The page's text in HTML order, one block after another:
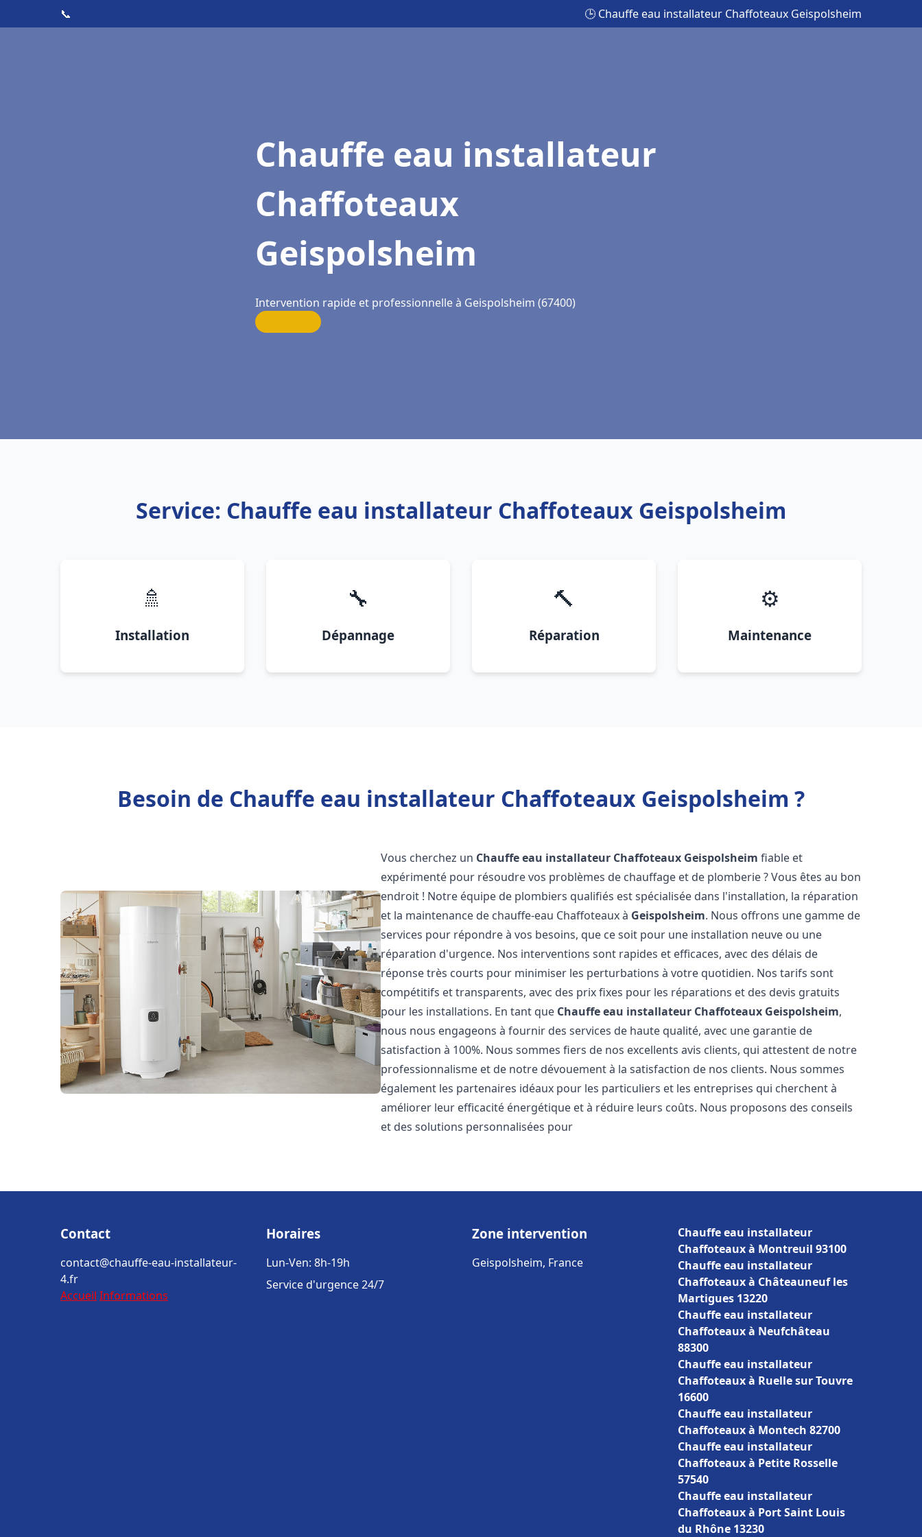
📞 🕒 Chauffe eau installateur Chaffoteaux Geispolsheim
Chauffe eau installateur
Chaffoteaux
Geispolsheim
Intervention rapide et professionnelle à Geispolsheim (67400)
Service: Chauffe eau installateur Chaffoteaux Geispolsheim
🚿
Installation
🔧
Dépannage
🔨
Réparation
⚙️
Maintenance
Besoin de Chauffe eau installateur Chaffoteaux Geispolsheim ?
Vous cherchez un Chauffe eau installateur Chaffoteaux Geispolsheim fiable et
expérimenté pour résoudre vos problèmes de chauffage et de plomberie ? Vous êtes au bon
endroit ! Notre équipe de plombiers qualifiés est spécialisée dans l'installation, la réparation
et la maintenance de chauffe-eau Chaffoteaux à Geispolsheim. Nous offrons une gamme de
services pour répondre à vos besoins, que ce soit pour une installation neuve ou une
réparation d'urgence. Nos interventions sont rapides et efficaces, avec des délais de
réponse très courts pour minimiser les perturbations à votre quotidien. Nos tarifs sont
compétitifs et transparents, avec des prix fixes pour les réparations et des devis gratuits
pour les installations. En tant que Chauffe eau installateur Chaffoteaux Geispolsheim,
nous nous engageons à fournir des services de haute qualité, avec une garantie de
satisfaction à 100%. Nous sommes fiers de nos excellents avis clients, qui attestent de notre
professionnalisme et de notre dévouement à la satisfaction de nos clients. Nous sommes
également les partenaires idéaux pour les particuliers et les entreprises qui cherchent à
améliorer leur efficacité énergétique et à réduire leurs coûts. Nous proposons des conseils
et des solutions personnalisées pour
Contact
contact@chauffe-eau-installateur-
4.fr
Accueil Informations
Horaires
Lun-Ven: 8h-19h
Service d'urgence 24/7
Zone intervention
Geispolsheim, France
Chauffe eau installateur
Chaffoteaux à Montreuil 93100
Chauffe eau installateur
Chaffoteaux à Châteauneuf les
Martigues 13220
Chauffe eau installateur
Chaffoteaux à Neufchâteau
88300
Chauffe eau installateur
Chaffoteaux à Ruelle sur Touvre
16600
Chauffe eau installateur
Chaffoteaux à Montech 82700
Chauffe eau installateur
Chaffoteaux à Petite Rosselle
57540
Chauffe eau installateur
Chaffoteaux à Port Saint Louis
du Rhône 13230